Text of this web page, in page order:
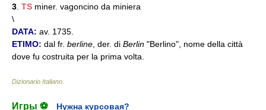
3. TS miner. vagoncino da miniera
\
DATA: av. 1735.
ETIMO: dal fr. berline, der. di Berlin "Berlino", nome della città
dove fu costruita per la prima volta.
Dizionario Italiano
Игры ⚽
Нужна курсовая?